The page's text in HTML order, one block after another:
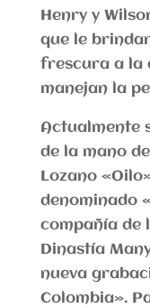
Henry y
que le
frescura a la
manejan la
Actualmente
de la mano
Lozano
denominado
compañía de
Dinastía
nueva
Colombia».